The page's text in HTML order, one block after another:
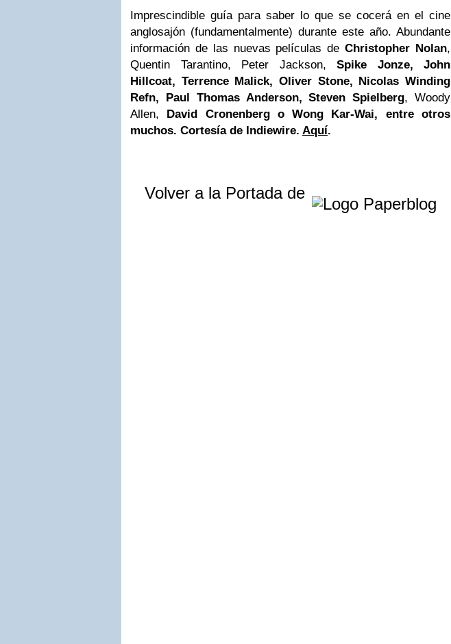
Imprescindible guía para saber lo que se cocerá en el cine
anglosajón (fundamentalmente) durante este año. Abundante
información de las nuevas películas deChristopher Nolan,
Quentin Tarantino, Peter Jackson, Spike Jonze, John
Hillcoat, Terrence Malick,Oliver Stone, Nicolas Winding
Refn, Paul Thomas Anderson,Steven Spielberg, Woody
Allen, David CronenbergoWong Kar-Wai, entre otros
muchos. Cortesía de Indiewire. Aquí.
Volver a la Portada de